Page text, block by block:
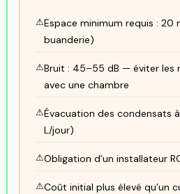
Espace minimum requis : 20
buanderie)
Bruit : 45–55 dB — éviter les
avec une chambre
Évacuation des condensats
L/jour)
Obligation d’un installateur
Coût initial plus élevé qu’un